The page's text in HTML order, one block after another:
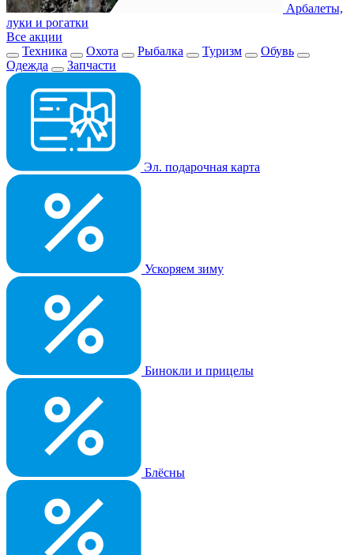
Арбалеты,
луки и рогатки
Все акции
Техника
Охота Рыбалка Туризм
Обувь
Одежда
Запчасти
Эл. подарочная карта
Ускоряем зиму
Бинокли и прицелы
Блёсны